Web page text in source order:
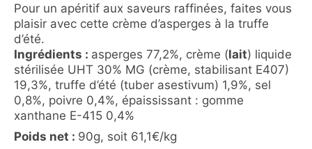
Pour un apéritif aux saveurs raffinées, faites vous
plaisir avec cette crème d’asperges à la truffe
d’été.
Ingrédients : asperges 77,2%, crème (lait) liquide
stérilisée UHT 30% MG (crème, stabilisant E407)
19,3%, truffe d’été (tuber asestivum) 1,9%, sel
0,8%, poivre 0,4%, épaississant : gomme
xanthane E-415 0,4%
Poids net : 90g, soit 61,1€/kg